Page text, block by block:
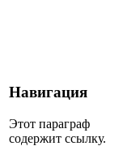
Навигация
Этот параграф
содержит ссылку.